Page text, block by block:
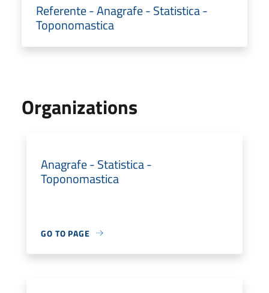
Referente - Anagrafe - Statistica -
Toponomastica
Organizations
Anagrafe - Statistica -
Toponomastica
GO TO PAGE